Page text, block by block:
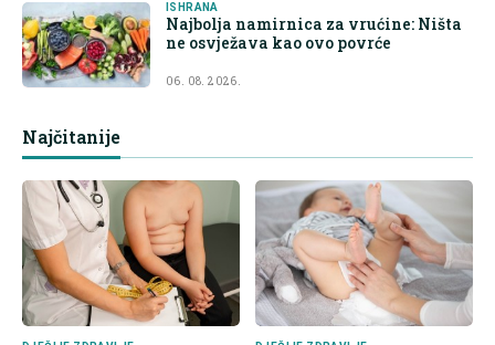
ISHRANA
Najbolja namirnica za vrućine: Ništa
ne osvježava kao ovo povrće
06. 08. 2026.
Najčitanije